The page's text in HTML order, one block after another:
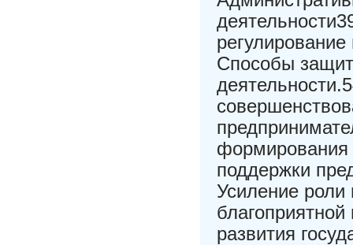
Способы
формирования
поддержки
Усиление роли
развития